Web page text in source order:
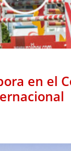
en el